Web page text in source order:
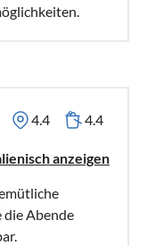
4.4 4.4
anzeigen
die Abende